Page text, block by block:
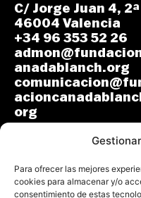
Para ofrecer las mejores
cookies para almacenar y/o
consentimiento de estas
C/ Jorge Juan 4, 2ª
46004 Valencia
+34 96 353 52 26
anadablanch.org
org